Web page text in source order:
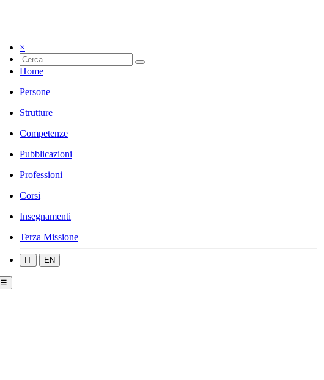
×
Home
Persone
Strutture
Competenze
Pubblicazioni
Professioni
Corsi
Insegnamenti
Terza Missione
IT EN
☰